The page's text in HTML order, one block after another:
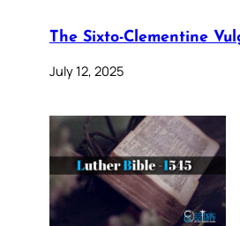
The Sixto-Clementine
July 12, 2025